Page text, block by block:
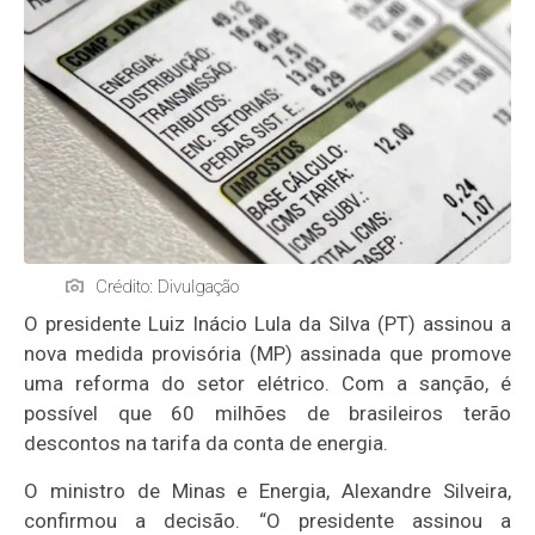
Crédito: Divulgação
O presidente Luiz Inácio Lula da Silva (PT) assinou a
nova medida provisória (MP) assinada que promove
uma reforma do setor elétrico. Com a sanção, é
possível que 60 milhões de brasileiros terão
descontos na tarifa da conta de energia.
O ministro de Minas e Energia, Alexandre Silveira,
confirmou a decisão. “O presidente assinou a